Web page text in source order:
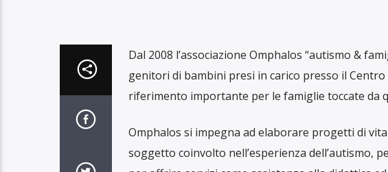
Dal 2008 l’associazione Omphalos “autismo &
genitori di bambini presi in carico presso il
riferimento importante per le famiglie toccate da
Omphalos si impegna ad elaborare progetti di
soggetto coinvolto nell’esperienza dell’autismo,